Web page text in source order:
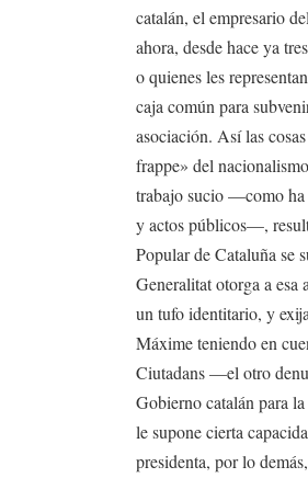
catalán, el empresario
ahora, desde hace ya
o quienes les
caja común para
asociación. Así las
frappe» del
trabajo sucio —como ha
y actos públicos—,
Popular de Cataluña se
Generalitat otorga a esa
un tufo identitario, y
Máxime teniendo en
Ciutadans —el otro
Gobierno catalán para
le supone cierta
presidenta, por lo